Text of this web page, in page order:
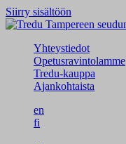
Siirry sisältöön
Yhteystiedot
Opetusravintolamme
Tredu-kauppa
Ajankohtaista
en
fi